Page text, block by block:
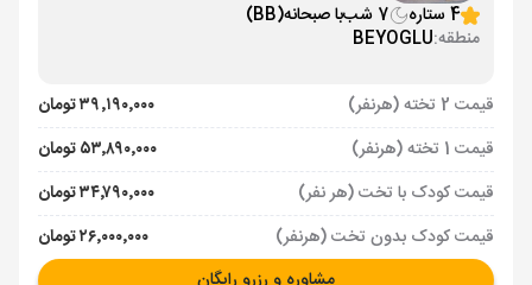
4 ستاره
7 شب با صبحانه(BB)
منطقه:BEYOGLU
قیمت 2 تخته (هرنفر)
۳۹٬۱۹۰٬۰۰۰ تومان
قیمت 1 تخته (هرنفر)
۵۳٬۸۹۰٬۰۰۰ تومان
قیمت کودک با تخت (هر نفر)
۳۴٬۷۹۰٬۰۰۰ تومان
قیمت کودک بدون تخت (هرنفر)
۲۶٬۰۰۰٬۰۰۰ تومان